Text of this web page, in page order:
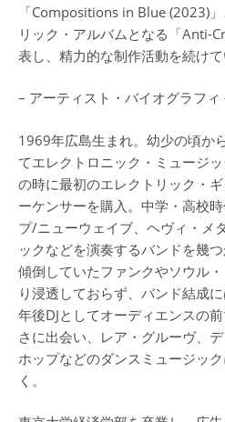
「Compositions in Blue (2023)
リック・アルバムとなる「Anti-
表し、精力的な制作活動を続けて
– アーティスト・バイオグラフィ
1969年広島生まれ。幼少の頃か
てエレクトロニック・ミュージ
の時に最初のエレクトリック・
ーケンサーを購入。中学・高校
プ/ニューウェイブ、ヘヴィ・メ
ックなどを演奏するバンドを幾
傾倒していたファンクやソウル
り浸透しておらず、バンド結成
年後DJとしてオーディエンスの
さに出会い、レア・グルーヴ、
ホップなどのダンスミュージッ
く。